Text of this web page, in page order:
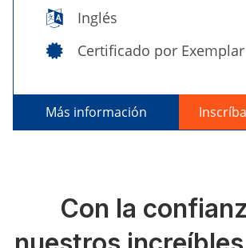
Inglés
Certificado por
Más información
Con la